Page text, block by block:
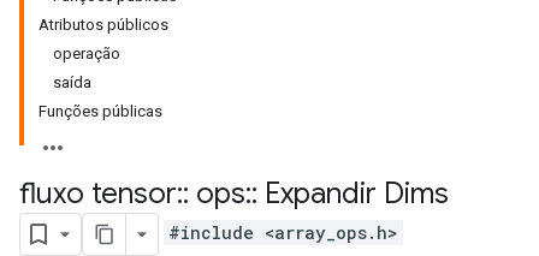
Atributos públicos
operação
saída
Funções públicas
fluxo tensor:: ops:: Expandir Dims
#include <array_ops.h>